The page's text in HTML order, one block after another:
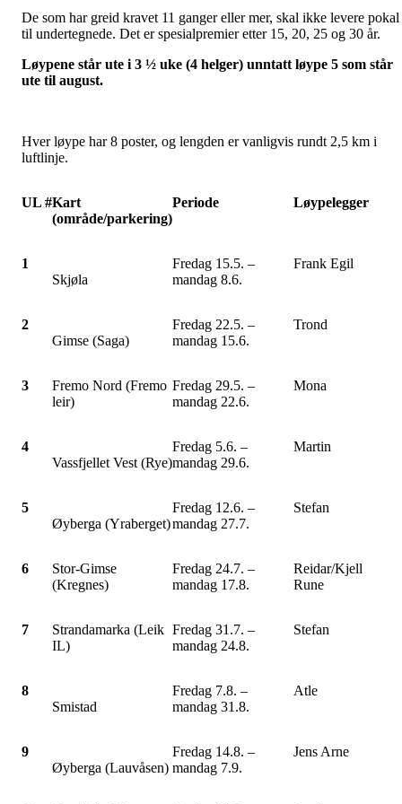
De som har greid kravet 11 ganger eller mer, skal ikke levere pokal
til undertegnede. Det er spesialpremier etter 15, 20, 25 og 30 år.
Løypene står ute i 3 ½ uke (4 helger) unntatt løype 5 som står
ute til august.
Hver løype har 8 poster, og lengden er vanligvis rundt 2,5 km i
luftlinje.
UL #Kart
(område/parkering)
Periode Løypelegger
1
Skjøla
Fredag 15.5. –
mandag 8.6.
Frank Egil
2
Gimse (Saga)
Fredag 22.5. –
mandag 15.6.
Trond
3
Fremo Nord (Fremo
leir)
Fredag 29.5. –
mandag 22.6.
Mona
4
Vassfjellet Vest (Rye)
Fredag 5.6. –
mandag 29.6.
Martin
5
Øyberga (Yraberget)
Fredag 12.6. –
mandag 27.7.
Stefan
6
Stor-Gimse
(Kregnes)
Fredag 24.7. –
mandag 17.8.
Reidar/Kjell
Rune
7
Strandamarka (Leik
IL)
Fredag 31.7. –
mandag 24.8.
Stefan
8
Smistad
Fredag 7.8. –
mandag 31.8.
Atle
9
Øyberga (Lauvåsen)
Fredag 14.8. –
mandag 7.9.
Jens Arne